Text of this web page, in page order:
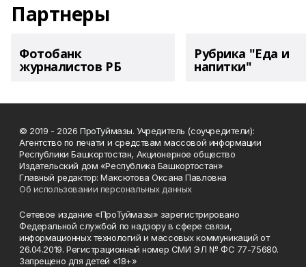
Партнеры
Фотобанк
журналистов РБ
Рубрика "Еда и
напитки"
© 2019 - 2026 ПроТуймазы. Учредитель (соучредители):
Агентство по печати и средствам массовой информации
Республики Башкортостан, Акционерное общество
Издательский дом «Республика Башкортостан»
Главный редактор: Максютова Оксана Павловна
Об использовании персональных данных
Сетевое издание «ПроТуймазы» зарегистрировано
Федеральной службой по надзору в сфере связи,
информационных технологий и массовых коммуникаций от
26.04.2019. Регистрационный номер СМИ ЭЛ № ФС 77-75680.
Запрещено для детей «18+»